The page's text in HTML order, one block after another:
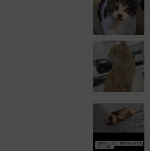
「動物病院に
よろと歩いて
いのかな』と